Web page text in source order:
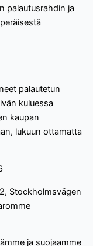
palautusrahdin ja
palautetun
kuluessa
kaupan
lukuun ottamatta
Stockholmsvägen
ja suojaamme